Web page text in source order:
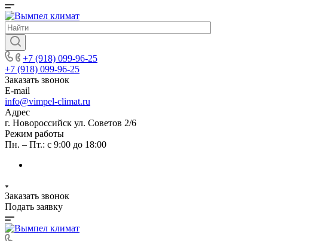
+7 (918) 099-96-25
+7 (918) 099-96-25
Заказать звонок
E-mail
info@vimpel-climat.ru
Адрес
г. Новороссийск ул. Советов 2/6
Режим работы
Пн. – Пт.: с 9:00 до 18:00
Заказать звонок
Подать заявку